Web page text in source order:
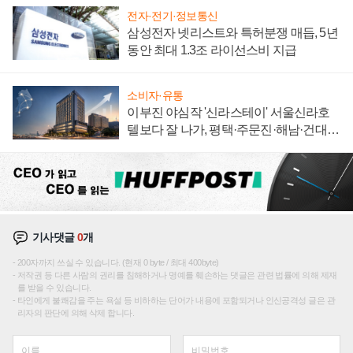
전자·전기·정보통신
삼성전자 넷리스트와 특허분쟁 매듭, 5년
동안 최대 1.3조 라이선스비 지급
소비자·유통
이부진 야심작 '신라스테이' 서울신라호
텔보다 잘 나가, 평택·주문진·해남·건대로
기사댓글0개
200자까지 쓰실 수 있습니다. (현재 0 byte / 최대 400byte)
저작권 등 다른 사람의 권리를 침해하거나 명예를 훼손하는 댓글은 관련 법률에 의해 제재
를 받을 수 있습니다.
타인에게 불쾌감을 주는 욕설 등 비하하는 단어가 내용에 포함되거나 인신공격성 글은 관
리자의 판단에 의해 삭제 합니다.